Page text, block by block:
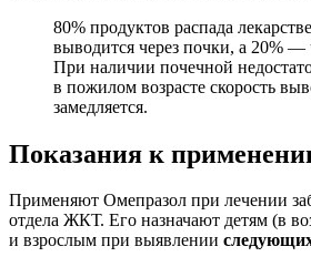
80% продуктов распада
выводится через почки, а 20% —
При наличии почечной
в пожилом возрасте скорость
замедляется.
Показания к
Применяют Омепразол при лечении
отдела ЖКТ. Его назначают детям (в
и взрослым при выявлении